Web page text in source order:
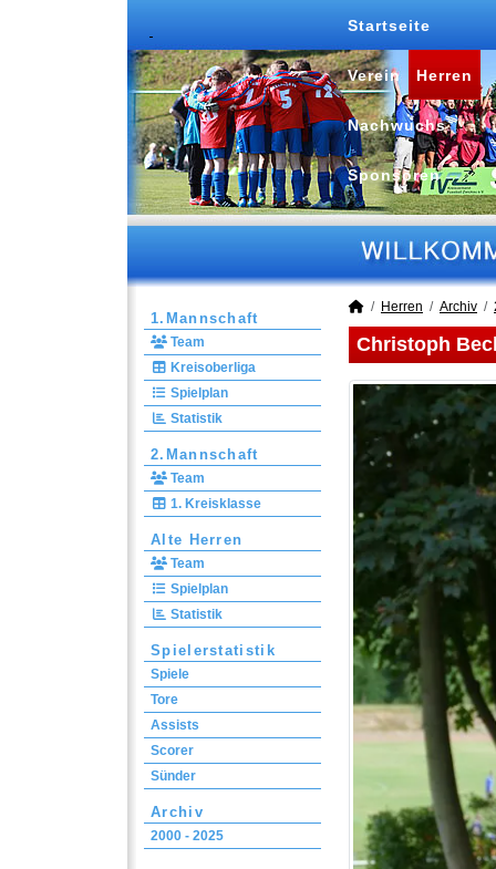
Startseite
Verein Herren
Nachwuchs
Sponsoren
1.Mannschaft
Team
Kreisoberliga
Spielplan
Statistik
2.Mannschaft
Team
1. Kreisklasse
Alte Herren
Team
Spielplan
Statistik
Spielerstatistik
Spiele
Tore
Assists
Scorer
Sünder
Archiv
2000 - 2025
Herren Archiv
Christoph